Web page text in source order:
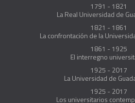
1791 - 1821
La Real Universidad de
1821 - 1861
La confrontación de la
1861 - 1925
El interregno
1925 - 2017
La Universidad de
1925 - 2017
Los universitarios